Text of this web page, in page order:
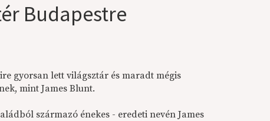
Budapestre
gyorsan lett világsztár és maradt mégis
mint James Blunt.
származó énekes - eredeti nevén James